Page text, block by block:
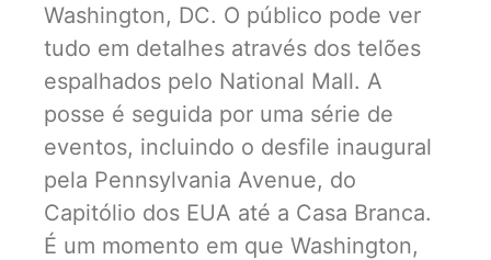
Washington, DC. O público pode ver
tudo em detalhes através dos telões
espalhados pelo National Mall. A
posse é seguida por uma série de
eventos, incluindo o desfile inaugural
pela Pennsylvania Avenue, do
Capitólio dos EUA até a Casa Branca.
É um momento em que Washington,